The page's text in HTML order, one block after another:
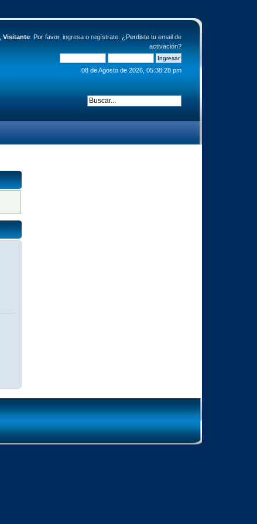
Visitante. Por favor, ingresao regístrate. ¿Perdiste tu email de
activación?
08 de Agosto de 2026, 05:38:28 pm